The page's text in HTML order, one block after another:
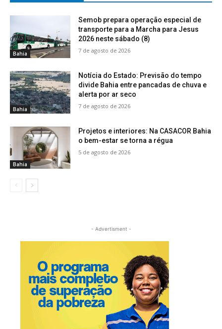
Bahia
Semob prepara operação especial de
transporte para a Marcha para Jesus
2026 neste sábado (8)
7 de agosto de 2026
Bahia
Notícia do Estado: Previsão do tempo
divide Bahia entre pancadas de chuva e
alerta por ar seco
7 de agosto de 2026
Bahia
Projetos e interiores: Na CASACOR Bahia
o bem-estar se torna a régua
5 de agosto de 2026
- Advertisment -